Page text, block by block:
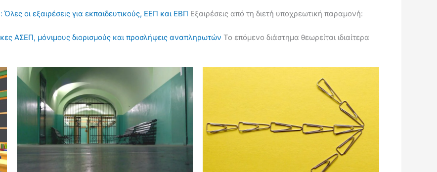
οι εξαιρέσεις για εκπαιδευτικούς, ΕΕΠ και ΕΒΠ Εξαιρέσεις από τη διετή υποχρεωτική παραμονή:
ΑΣΕΠ, μόνιμους διορισμούς και προσλήψεις αναπληρωτών Το επόμενο διάστημα θεωρείται ιδιαίτερα